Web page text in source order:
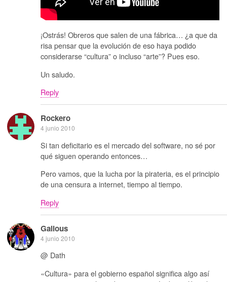
¡Ostrás! Obreros que salen de una fábrica… ¿a que da
risa pensar que la evolución de eso haya podido
considerarse “cultura” o incluso “arte”? Pues eso.
Un saludo.
Reply
Rockero
4 junio 2010
Si tan deficitario es el mercado del software, no sé por
qué siguen operando entonces…
Pero vamos, que la lucha por la pirateria, es el principio
de una censura a internet, tiempo al tiempo.
Reply
Galious
4 junio 2010
@ Dath
«Cultura» para el gobierno español significa algo así